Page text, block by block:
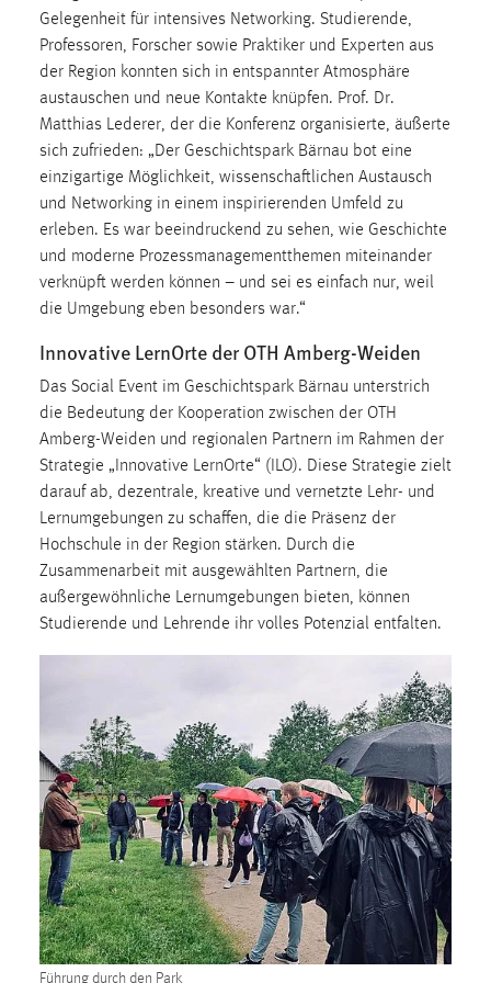
Gelegenheit für intensives Networking. Studierende,
Professoren, Forscher sowie Praktiker und Experten aus
der Region konnten sich in entspannter Atmosphäre
austauschen und neue Kontakte knüpfen. Prof. Dr.
Matthias Lederer, der die Konferenz organisierte, äußerte
sich zufrieden: „Der Geschichtspark Bärnau bot eine
einzigartige Möglichkeit, wissenschaftlichen Austausch
und Networking in einem inspirierenden Umfeld zu
erleben. Es war beeindruckend zu sehen, wie Geschichte
und moderne Prozessmanagementthemen miteinander
verknüpft werden können – und sei es einfach nur, weil
die Umgebung eben besonders war.“
Innovative LernOrte der OTH Amberg-Weiden
Das Social Event im Geschichtspark Bärnau unterstrich
die Bedeutung der Kooperation zwischen der OTH
Amberg-Weiden und regionalen Partnern im Rahmen der
Strategie „Innovative LernOrte“ (ILO). Diese Strategie zielt
darauf ab, dezentrale, kreative und vernetzte Lehr- und
Lernumgebungen zu schaffen, die die Präsenz der
Hochschule in der Region stärken. Durch die
Zusammenarbeit mit ausgewählten Partnern, die
außergewöhnliche Lernumgebungen bieten, können
Studierende und Lehrende ihr volles Potenzial entfalten.
Führung durch den Park
Zweck:
Dieser Cookie ist notwendig um sich an der Website
einloggen zu können.
Cookie Laufzeit:
24 Stunden
STATISTIK
Statistik Cookies erfassen Informationen anonym.
Diese Informationen helfen uns zu verstehen, wie
unsere Besucher unsere Website nutzen.
Matomo
Name:
_pk_ref, _pk_cvar, _pk_id, _pk_ses
Zweck:
Zugriffsstatistik
Cookie Laufzeit:
Max. 13 Monate
verwendet, um personalisierte Werbung anzuzeigen.
Sie tun dies, indem sie Besucher über Websites
hinweg verfolgen.
Google Ads
Name:
_gcl_au
Anbieter:
Google Ireland Limited